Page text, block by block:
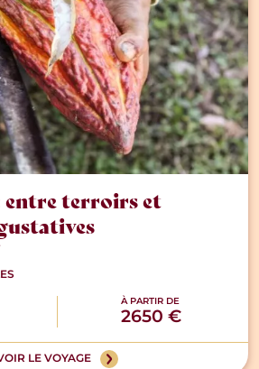
entre terroirs et
À PARTIR DE
2650 €
LE VOYAGE